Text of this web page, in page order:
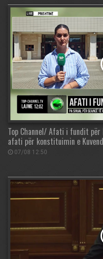
Top Channel/ Afati i fundit për
afati për konstituimin e
07/08 12:50